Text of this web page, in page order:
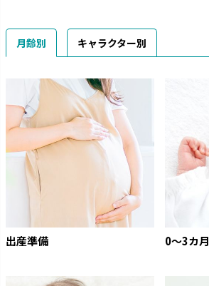
月齢別 キャラクター別
出産準備 0〜3カ月